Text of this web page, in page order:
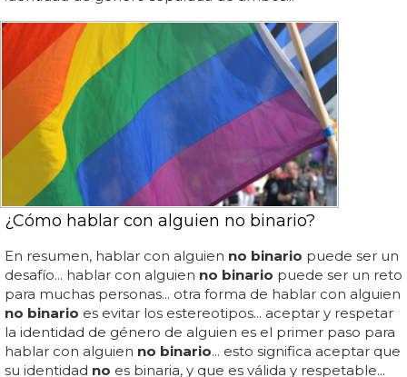
¿Cómo hablar con alguien no binario?
En resumen, hablar con alguien no binario puede ser un
desafío... hablar con alguien no binario puede ser un reto
para muchas personas... otra forma de hablar con alguien
no binario es evitar los estereotipos... aceptar y respetar
la identidad de género de alguien es el primer paso para
hablar con alguien no binario... esto significa aceptar que
su identidad no es binaria, y que es válida y respetable...